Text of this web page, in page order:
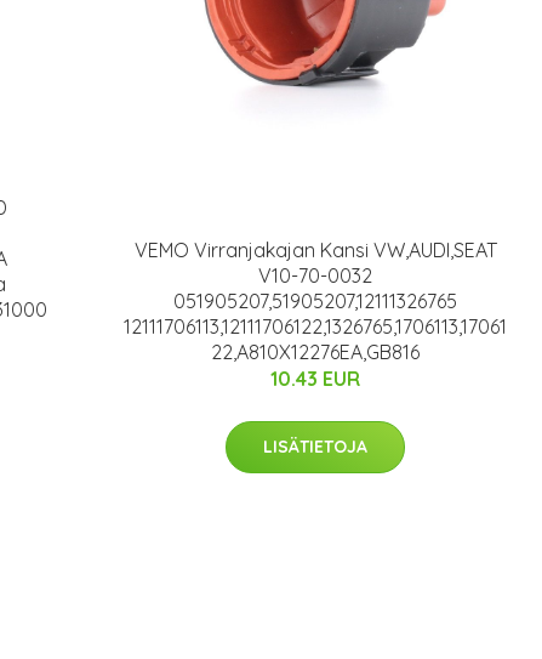
VEMO Virranjakajan Kansi VW,AUDI,SEAT
V10-70-0032
051905207,51905207,12111326765
12111706113,12111706122,1326765,1706113,17061
22,A810X12276EA,GB816
10.43 EUR
LISÄTIETOJA